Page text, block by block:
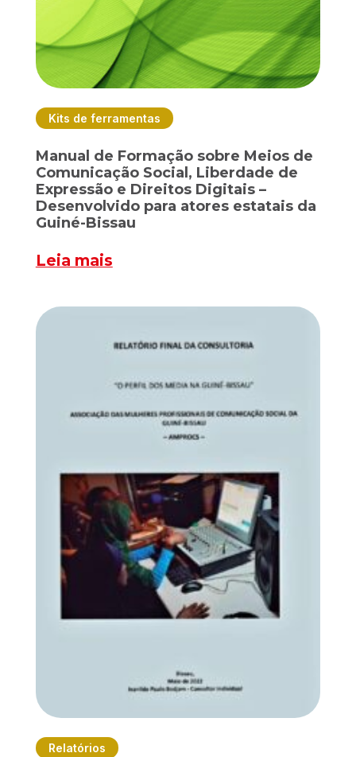
Kits de ferramentas
Manual de Formação sobre Meios de
Comunicação Social, Liberdade de
Expressão e Direitos Digitais –
Desenvolvido para atores estatais da
Guiné-Bissau
Leia mais
Relatórios